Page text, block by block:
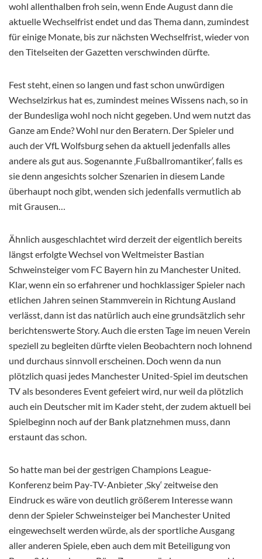
wohl allenthalben froh sein, wenn Ende August dann die
aktuelle Wechselfrist endet und das Thema dann, zumindest
für einige Monate, bis zur nächsten Wechselfrist, wieder von
den Titelseiten der Gazetten verschwinden dürfte.
Fest steht, einen so langen und fast schon unwürdigen
Wechselzirkus hat es, zumindest meines Wissens nach, so in
der Bundesliga wohl noch nicht gegeben. Und wem nutzt das
Ganze am Ende? Wohl nur den Beratern. Der Spieler und
auch der VfL Wolfsburg sehen da aktuell jedenfalls alles
andere als gut aus. Sogenannte ‚Fußballromantiker‘, falls es
sie denn angesichts solcher Szenarien in diesem Lande
überhaupt noch gibt, wenden sich jedenfalls vermutlich ab
mit Grausen…
Ähnlich ausgeschlachtet wird derzeit der eigentlich bereits
längst erfolgte Wechsel von Weltmeister Bastian
Schweinsteiger vom FC Bayern hin zu Manchester United.
Klar, wenn ein so erfahrener und hochklassiger Spieler nach
etlichen Jahren seinen Stammverein in Richtung Ausland
verlässt, dann ist das natürlich auch eine grundsätzlich sehr
berichtenswerte Story. Auch die ersten Tage im neuen Verein
speziell zu begleiten dürfte vielen Beobachtern noch lohnend
und durchaus sinnvoll erscheinen. Doch wenn da nun
plötzlich quasi jedes Manchester United-Spiel im deutschen
TV als besonderes Event gefeiert wird, nur weil da plötzlich
auch ein Deutscher mit im Kader steht, der zudem aktuell bei
Spielbeginn noch auf der Bank platznehmen muss, dann
erstaunt das schon.
So hatte man bei der gestrigen Champions League-
Konferenz beim Pay-TV-Anbieter ‚Sky‘ zeitweise den
Eindruck es wäre von deutlich größerem Interesse wann
denn der Spieler Schweinsteiger bei Manchester United
eingewechselt werden würde, als der sportliche Ausgang
aller anderen Spiele, eben auch dem mit Beteiligung von